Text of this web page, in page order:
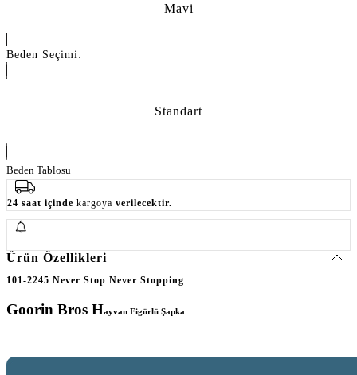
Mavi
Beden Seçimi:
Standart
Beden Tablosu
24 saat içinde kargoya verilecektir.
Ürün Özellikleri
101-2245 Never Stop Never Stopping
Goorin Bros Hayvan Figürlü Şapka